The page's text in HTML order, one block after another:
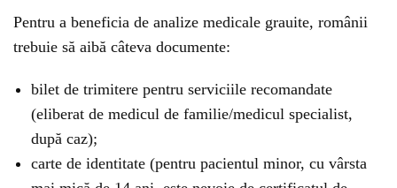
Pentru a beneficia de analize medicale grauite, românii
trebuie să aibă câteva documente:
bilet de trimitere pentru serviciile recomandate
(eliberat de medicul de familie/medicul specialist,
după caz);
carte de identitate (pentru pacientul minor, cu vârsta